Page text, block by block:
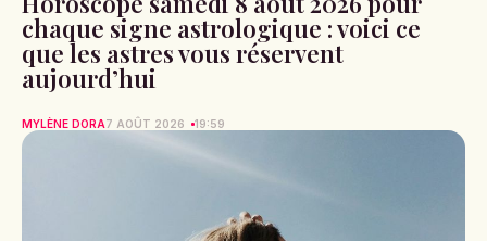
chaque signe astrologique : voici ce
que les astres vous réservent
aujourd’hui
MYLÈNE DORA7 AOÛT 2026 19:59